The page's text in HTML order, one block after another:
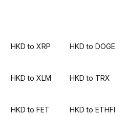
HKD to XRP HKD to DOGE
HKD to XLM HKD to TRX
HKD to FET HKD to ETHFI